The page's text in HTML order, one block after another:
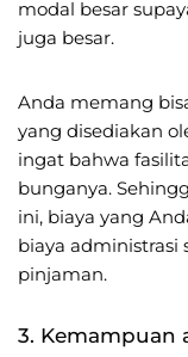
modal besar
juga besar.
Anda memang
yang disediakan
ingat bahwa
bunganya.
ini, biaya yang
biaya administrasi
pinjaman.
3. Kemampuan